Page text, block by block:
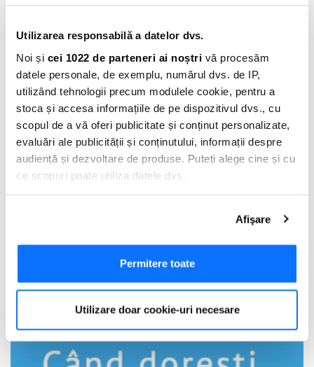
Utilizarea responsabilă a datelor dvs.
Noi și cei 1022 de parteneri ai noștri vă procesăm
datele personale, de exemplu, numărul dvs. de IP,
utilizând tehnologii precum modulele cookie, pentru a
stoca și accesa informațiile de pe dispozitivul dvs., cu
scopul de a vă oferi publicitate și conținut personalizate,
evaluări ale publicității și conținutului, informații despre
audiență și dezvoltare de produse. Puteți alege cine și cu
ce scopuri poate utiliza datele dvs.
Să colectăm informațiile cu privire la locația dvs.
geografică cu o exactitate de până la câțiva metri
Să vă identificăm dispozitivul scanândul-l în mod
dvs. personale și configurați-vă preferințele la
cu detalii. Vă puteți modifica sau retrage oricând acordul
din Declarația despre modulele cookie.
Afişare
Permitere toate
Utilizare doar cookie-uri necesare
Adauga Comentariu